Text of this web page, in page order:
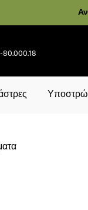
80.000.18